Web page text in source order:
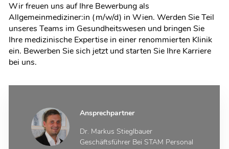
Ansprechpartner
Dr. Markus Stieglbauer
Geschäftsführer Bei STAM Personal
Wir freuen uns auf Ihre Bewerbung als
Allgemeinmediziner:in (m/w/d) in Wien. Werden Sie Teil
unseres Teams im Gesundheitswesen und bringen Sie
Ihre medizinische Expertise in einer renommierten Klinik
ein. Bewerben Sie sich jetzt und starten Sie Ihre Karriere
bei uns.